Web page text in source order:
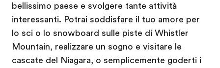
bellissimo paese e svolgere tante attività
interessanti. Potrai soddisfare il tuo amore per
lo sci o lo snowboard sulle piste di Whistler
Mountain, realizzare un sogno e visitare le
cascate del Niagara, o semplicemente goderti i